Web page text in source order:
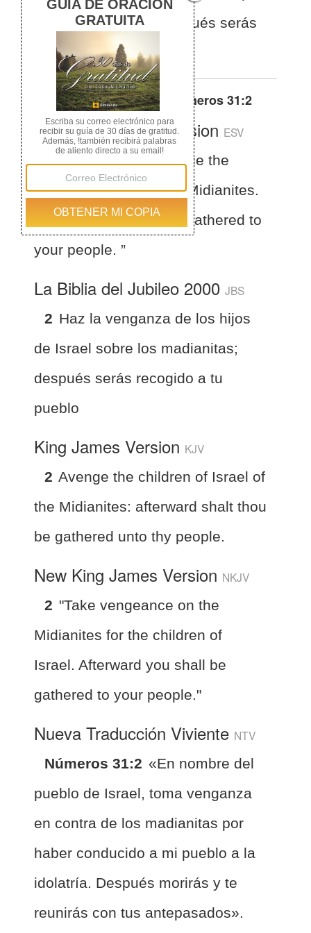
los hijos de Israel; después serás
reunido a tu pueblo.
Otras traducciones de Números 31:2
English Standard Version ESV
Numbers 31:2 “Avenge the
people of Israel on the Midianites.
Afterward you shall be gathered to
your people. ”
La Biblia del Jubileo 2000 JBS
2 Haz la venganza de los hijos
de Israel sobre los madianitas;
después serás recogido a tu
pueblo
King James Version KJV
2 Avenge the children of Israel of
the Midianites: afterward shalt thou
be gathered unto thy people.
New King James Version NKJV
2 "Take vengeance on the
Midianites for the children of
Israel. Afterward you shall be
gathered to your people."
Nueva Traducción Viviente NTV
Números 31:2 «En nombre del
pueblo de Israel, toma venganza
en contra de los madianitas por
haber conducido a mi pueblo a la
idolatría. Después morirás y te
reunirás con tus antepasados».